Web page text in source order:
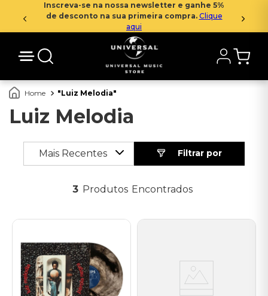
Inscreva-se na nossa newsletter e ganhe 5%
de desconto na sua primeira compra. Clique
aqui
Luiz Melodia
Luiz Melodia
Mais Recentes
3 Produtos